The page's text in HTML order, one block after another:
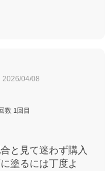
2026/04/08
数 1回目
と見て迷わず購入
塗るには丁度よ